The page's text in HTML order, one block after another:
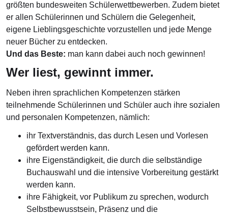
größten bundesweiten Schülerwettbewerben. Zudem bietet
er allen Schülerinnen und Schülern die Gelegenheit,
eigene Lieblingsgeschichte vorzustellen und jede Menge
neuer Bücher zu entdecken.
Und das Beste: man kann dabei auch noch gewinnen!
Wer liest, gewinnt immer.
Neben ihren sprachlichen Kompetenzen stärken
teilnehmende Schülerinnen und Schüler auch ihre sozialen
und personalen Kompetenzen, nämlich:
ihr Textverständnis, das durch Lesen und Vorlesen
gefördert werden kann.
ihre Eigenständigkeit, die durch die selbständige
Buchauswahl und die intensive Vorbereitung gestärkt
werden kann.
ihre Fähigkeit, vor Publikum zu sprechen, wodurch
Selbstbewusstsein, Präsenz und die